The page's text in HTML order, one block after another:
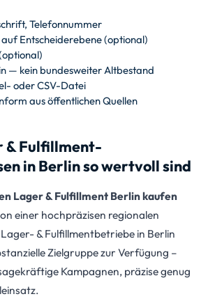
Telefonnummer
Entscheiderebene (optional)
— kein bundesweiter Altbestand
oder CSV-Datei
aus öffentlichen Quellen
& Fulfillment-
in Berlin so wertvoll sind
Lager & Fulfillment Berlin kaufen
einer hochpräzisen regionalen
& Fulfillmentbetriebe in Berlin
Zielgruppe zur Verfügung –
Kampagnen, präzise genug